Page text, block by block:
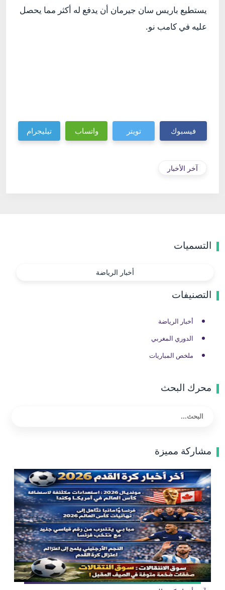
يستطيع باريس سان جيرمان أن يدفع له أكثر مما يحصل
عليه في كامب نو.
فيسبوك تويتر واتساب تيليجرام
آخر الأخبار
التسميات
أخبار الرياضة
التصنيفات
أخبار الرياضة
الدوري المغربي
ملخص المباريات
محرك البحث
مشاركة مميزة